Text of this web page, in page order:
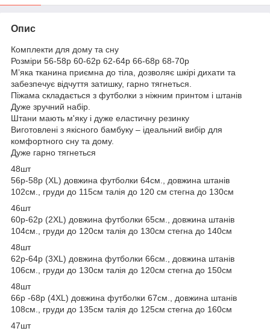
Опис
Комплекти для дому та сну
Розміри 56-58р 60-62р 62-64р 66-68р 68-70р
М’яка тканина приємна до тіла, дозволяє шкірі дихати та
забезпечує відчуття затишку, гарно тягнеться.
Піжама складається з футболки з ніжним принтом і штанів
Дуже зручний набір.
Штани мають м'яку і дуже еластичну резинку
Виготовлені з якісного бамбуку – ідеальний вибір для
комфортного сну та дому.
Дуже гарно тягнеться
48шт
56р-58р (XL) довжина футболки 64см., довжина штанів
102см., груди до 115см талія до 120 см стегна до 130см
46шт
60р-62р (2XL) довжина футболки 65см., довжина штанів
104см., груди до 120см талія до 130см стегна до 140см
48шт
62р-64р (3XL) довжина футболки 66см., довжина штанів
106см., груди до 130см талія до 120см стегна до 150см
48шт
66р -68р (4XL) довжина футболки 67см., довжина штанів
108см., груди до 135см талія до 125см стегна до 160см
47шт